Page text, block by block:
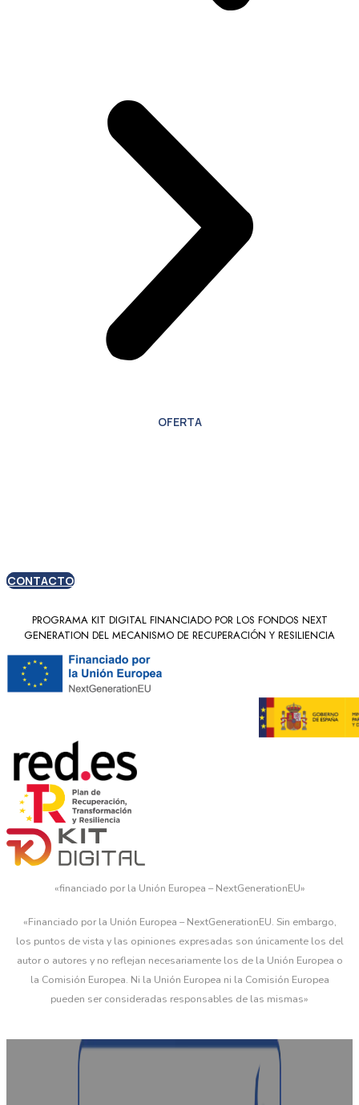
OFERTA
CONTACTO
PROGRAMA KIT DIGITAL FINANCIADO POR LOS FONDOS NEXT
GENERATION DEL MECANISMO DE RECUPERACIÓN Y RESILIENCIA
«financiado por la Unión Europea – NextGenerationEU»
«Financiado por la Unión Europea – NextGenerationEU. Sin embargo,
los puntos de vista y las opiniones expresadas son únicamente los del
autor o autores y no reflejan necesariamente los de la Unión Europea o
la Comisión Europea. Ni la Unión Europea ni la Comisión Europea
pueden ser consideradas responsables de las mismas»